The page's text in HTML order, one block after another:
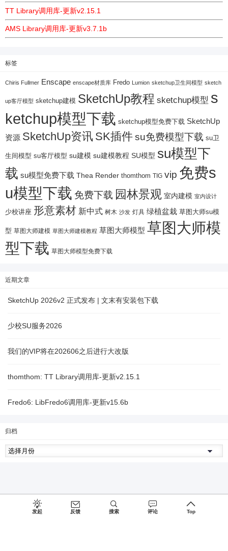
TT Library调用库-更新v2.15.1
AMS Library调用库-更新v3.7.1b
标签
Chiris Fullmer Enscape enscape材质库 Fredo Lumion sketchup卫生间模型 sketch
up客厅模型 sketchup建模 SketchUp教程 sketchup模型 s
ketchup模型下载 sketchup模型免费下载 SketchUp
资源 SketchUp资讯 SK插件su免费模型下载 su卫
生间模型 su客厅模型 su建模 su建模教程 SU模型 su模型下
载 su模型免费下载 Thea Render thomthom TIG vip 免费s
u模型下载 免费下载 园林景观 室内建模 室内设计
少校讲座 形意素材 新中式 树木 沙发 灯具 绿植盆栽 草图大师su模
型 草图大师建模 草图大师建模教程 草图大师模型 草图大师模
型下载 草图大师模型免费下载
近期文章
SketchUp 2026v2 正式发布 | 文末有安装包下载
少校SU服务2026
我们的VIP将在202606之后进行大改版
thomthom: TT Library调用库-更新v2.15.1
Fredo6: LibFredo6调用库-更新v15.6b
归档
发起 反馈 搜索 评论 Top